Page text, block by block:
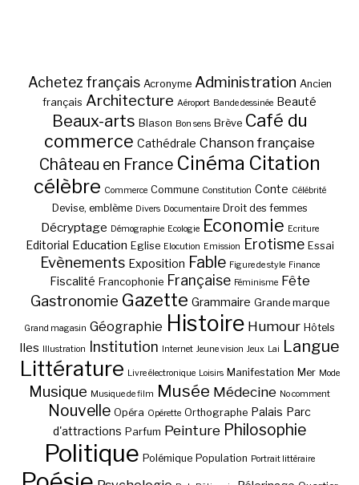
Achetez français Acronyme Administration Ancien
français Architecture Aéroport Bande dessinée Beauté
Beaux-arts Blason Bon sens Brève Café du
commerce Cathédrale Chanson française
Château en France Cinéma Citation
célèbre Commerce Commune Constitution Conte Célébrité
Devise, emblème Divers Documentaire Droit des femmes
Décryptage Démographie Ecologie Economie Ecriture
Editorial Education Eglise Elocution Emission Erotisme Essai
Evènements Exposition Fable Figure de style Finance
Fiscalité Francophonie Française Féminisme Fête
Gastronomie Gazette Grammaire Grande marque
Grand magasin Géographie Histoire Humour Hôtels
Iles Illustration Institution Internet Jeune vision Jeux Lai Langue
Littérature Livre électronique Loisirs Manifestation Mer Mode
Musique Musique de film Musée Médecine No comment
Nouvelle Opéra Opérette Orthographe Palais Parc
d'attractions Parfum Peinture Philosophie
Politique Polémique Population Portrait littéraire